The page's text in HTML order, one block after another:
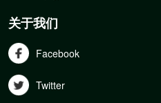
关于我们
Facebook
Twitter